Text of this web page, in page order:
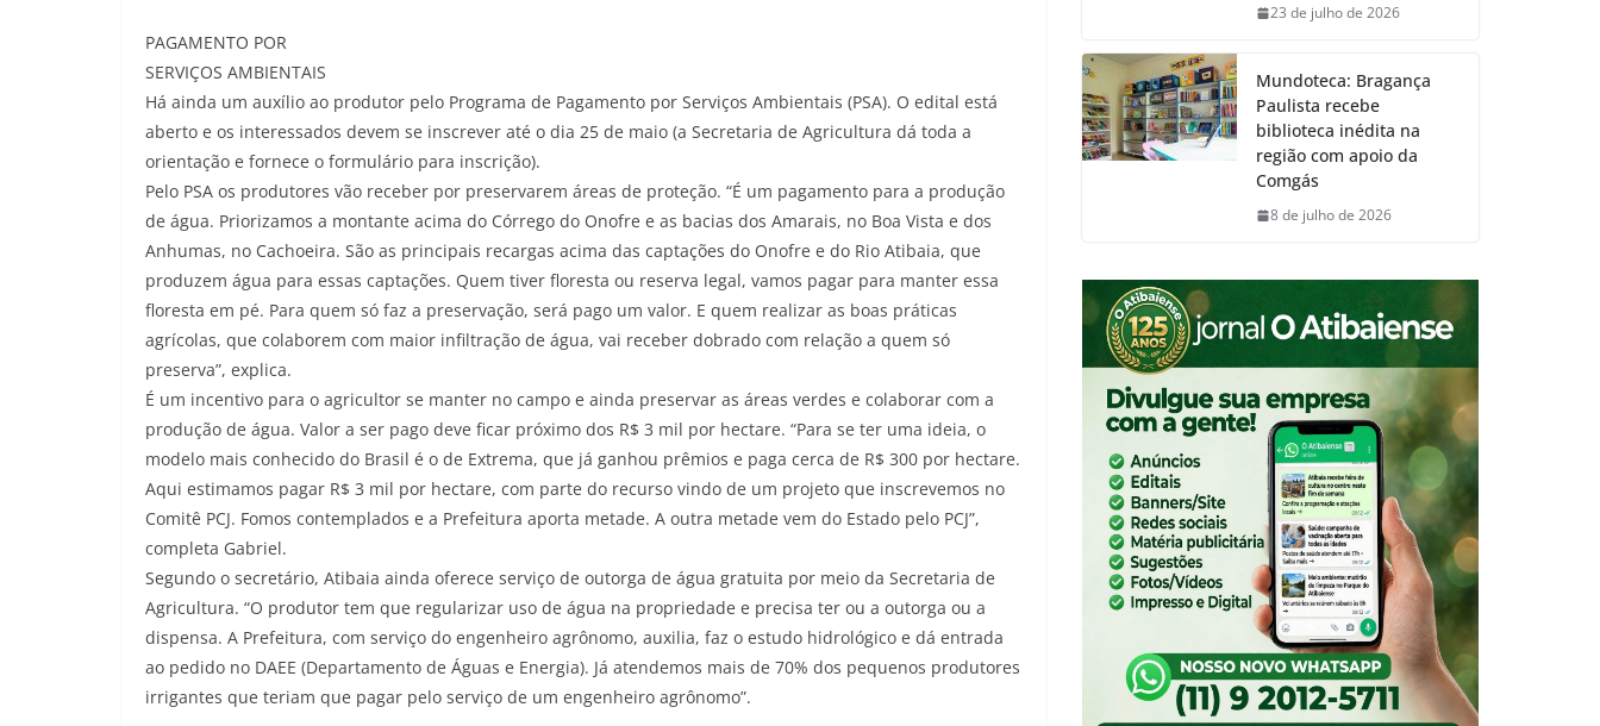
PAGAMENTO POR
SERVIÇOS AMBIENTAIS
Há ainda um auxílio ao produtor pelo Programa de Pagamento por Serviços Ambientais (PSA). O edital está
aberto e os interessados devem se inscrever até o dia 25 de maio (a Secretaria de Agricultura dá toda a
orientação e fornece o formulário para inscrição).
Pelo PSA os produtores vão receber por preservarem áreas de proteção. “É um pagamento para a produção
de água. Priorizamos a montante acima do Córrego do Onofre e as bacias dos Amarais, no Boa Vista e dos
Anhumas, no Cachoeira. São as principais recargas acima das captações do Onofre e do Rio Atibaia, que
produzem água para essas captações. Quem tiver floresta ou reserva legal, vamos pagar para manter essa
floresta em pé. Para quem só faz a preservação, será pago um valor. E quem realizar as boas práticas
agrícolas, que colaborem com maior infiltração de água, vai receber dobrado com relação a quem só
preserva”, explica.
É um incentivo para o agricultor se manter no campo e ainda preservar as áreas verdes e colaborar com a
produção de água. Valor a ser pago deve ficar próximo dos R$ 3 mil por hectare. “Para se ter uma ideia, o
modelo mais conhecido do Brasil é o de Extrema, que já ganhou prêmios e paga cerca de R$ 300 por hectare.
Aqui estimamos pagar R$ 3 mil por hectare, com parte do recurso vindo de um projeto que inscrevemos no
Comitê PCJ. Fomos contemplados e a Prefeitura aporta metade. A outra metade vem do Estado pelo PCJ”,
completa Gabriel.
Segundo o secretário, Atibaia ainda oferece serviço de outorga de água gratuita por meio da Secretaria de
Agricultura. “O produtor tem que regularizar uso de água na propriedade e precisa ter ou a outorga ou a
dispensa. A Prefeitura, com serviço do engenheiro agrônomo, auxilia, faz o estudo hidrológico e dá entrada
ao pedido no DAEE (Departamento de Águas e Energia). Já atendemos mais de 70% dos pequenos produtores
irrigantes que teriam que pagar pelo serviço de um engenheiro agrônomo”.
23 de julho de 2026
Mundoteca: Bragança
Paulista recebe
biblioteca inédita na
região com apoio da
Comgás
8 de julho de 2026